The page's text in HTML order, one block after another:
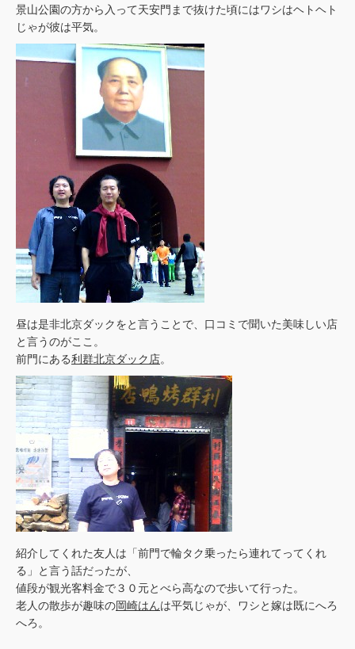
景山公園の方から入って天安門まで抜けた頃にはワシはヘトヘト
じゃが彼は平気。
昼は是非北京ダックをと言うことで、口コミで聞いた美味しい店
と言うのがここ。
前門にある利群北京ダック店。
紹介してくれた友人は「前門で輪タク乗ったら連れてってくれ
る」と言う話だったが、
値段が観光客料金で３０元とべら高なので歩いて行った。
老人の散歩が趣味の岡崎はんは平気じゃが、ワシと嫁は既にへろ
へろ。